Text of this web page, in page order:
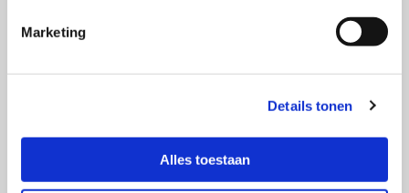
Marketing
Details tonen
Alles toestaan